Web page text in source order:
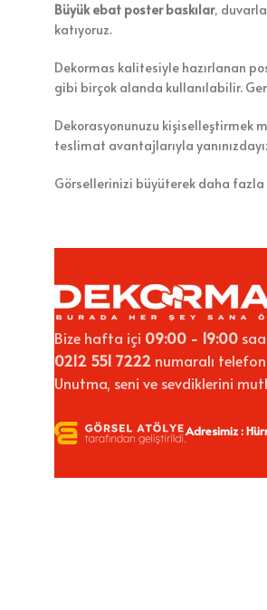
Büyük ebat poster baskılar,
katıyoruz.
Dekormas kalitesiyle hazırlanan
gibi birçok alanda kullanılabilir.
Dekorasyonunuzu kişiselleştirmek
teslimat avantajlarıyla
Görsellerinizi büyüterek daha fazla
Bize hafta içi 09:00 - 19:00
0212 551 7222 numaralı
Unutma, seni ve sevdiklerini
Adresimiz :